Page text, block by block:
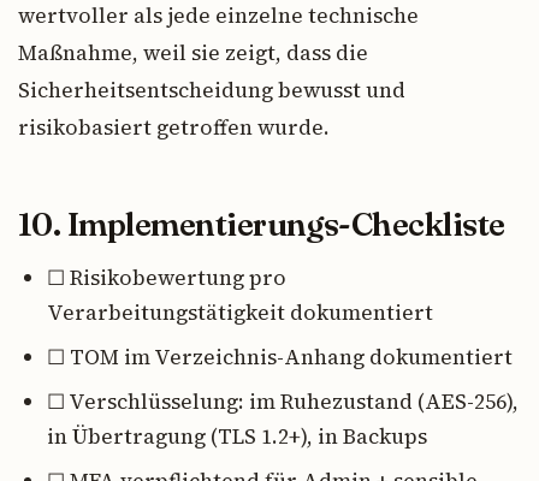
wertvoller als jede einzelne technische
Maßnahme, weil sie zeigt, dass die
Sicherheitsentscheidung bewusst und
risikobasiert getroffen wurde.
10. Implementierungs-Checkliste
☐ Risikobewertung pro
Verarbeitungstätigkeit dokumentiert
☐ TOM im Verzeichnis-Anhang dokumentiert
☐ Verschlüsselung: im Ruhezustand (AES-256),
in Übertragung (TLS 1.2+), in Backups